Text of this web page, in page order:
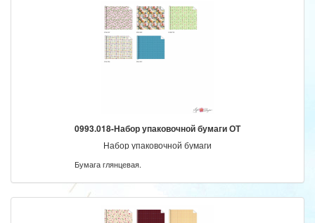
0993.018-Набор упаковочной бумаги ОТ
Набор упаковочной бумаги
Бумага глянцевая.